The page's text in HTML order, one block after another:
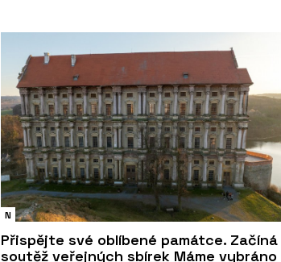
N
Přispějte své oblíbené památce. Začíná
soutěž veřejných sbírek Máme vybráno